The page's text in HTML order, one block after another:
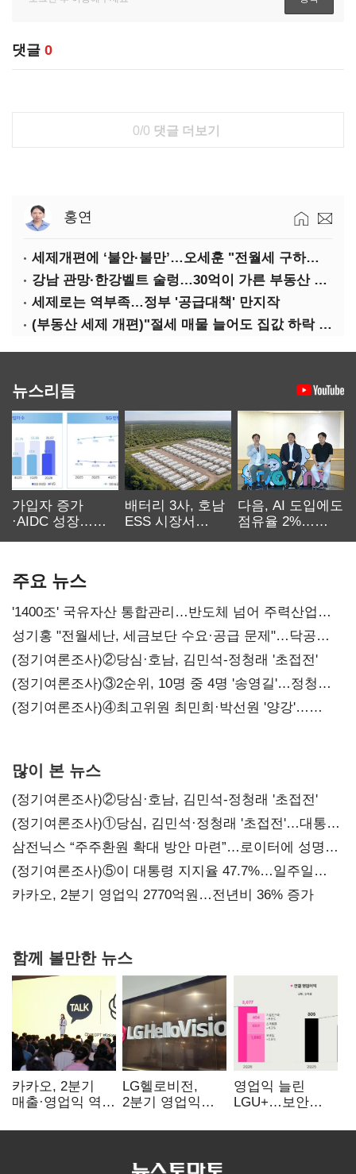
댓글 0
0/0 댓글 더보기
홍연
세제개편에 ‘불안·불만’…오세훈 "전월세 구하기 더 힘들어질 것"
강남 관망·한강벨트 술렁…30억이 가른 부동산 민심
세제로는 역부족…정부 '공급대책' 만지작
(부동산 세제 개편)"절세 매물 늘어도 집값 하락 제한적"…전세난·양극화 심화 우려
뉴스리듬
가입자 증가
·AIDC 성장…
배터리 3사, 호남
ESS 시장서
다음, AI 도입에도
점유율 2%…
주요 뉴스
'1400조' 국유자산 통합관리…반도체 넘어 주력산업
구조혁신
성기홍 "전월세난, 세금보단 수요·공급 문제"…닥공
시사
(정기여론조사)②당심·호남, 김민석-정청래 '초접전'
(정기여론조사)③2순위, 10명 중 4명 '송영길'…정청래
'한 자릿수'
(정기여론조사)④최고위원 최민희·박선원 '양강'…
많이 본 뉴스
(정기여론조사)②당심·호남, 김민석-정청래 '초접전'
(정기여론조사)①당심, 김민석·정청래 '초접전'…대통령
지지도 '50% 아래로'(종합)
삼전닉스 “주주환원 확대 방안 마련”…로이터에 성명
보내
(정기여론조사)⑤이 대통령 지지율 47.7%…일주일
만에 다시 40%대
카카오, 2분기 영업익 2770억원…전년비 36% 증가
함께 볼만한 뉴스
카카오, 2분기
매출·영업익 역대
AI 수익화 관건
LG헬로비전,
2분기 영업익
방송침체에
시장도 축소
영업익 늘린
LGU+…보안
드라이브'